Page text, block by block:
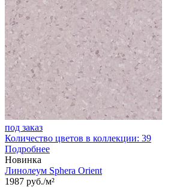
под заказ
Количество цветов в коллекции: 39
Подробнее
Новинка
Линолеум Sphera Orient
1987 руб./м²